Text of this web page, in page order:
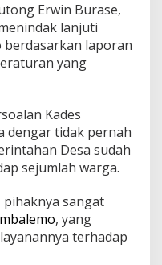
Erwin Burase,
lanjuti
berdasarkan laporan
yang
Kades
dengar tidak pernah
Desa sudah
sejumlah warga.
pihaknya sangat
, yang
terhadap